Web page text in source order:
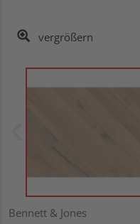
vergrößern
Bennett & Jones